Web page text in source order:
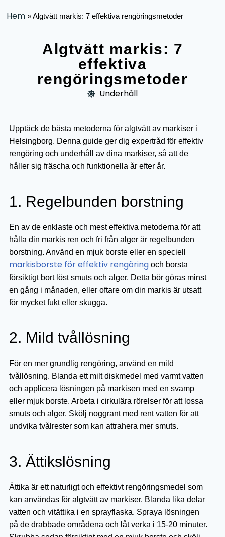
Hem »Algtvätt markis: 7 effektiva rengöringsmetoder
Algtvätt markis: 7
effektiva
rengöringsmetoder
Underhåll
Upptäck de bästa metoderna för algtvätt av markiser i
Helsingborg. Denna guide ger dig expertråd för effektiv
rengöring och underhåll av dina markiser, så att de
håller sig fräscha och funktionella år efter år.
1. Regelbunden borstning
En av de enklaste och mest effektiva metoderna för att
hålla din markis ren och fri från alger är regelbunden
borstning. Använd en mjuk borste eller en speciell
markisborste för effektiv rengöringoch borsta
försiktigt bort löst smuts och alger. Detta bör göras minst
en gång i månaden, eller oftare om din markis är utsatt
för mycket fukt eller skugga.
2. Mild tvållösning
För en mer grundlig rengöring, använd en mild
tvållösning. Blanda ett milt diskmedel med varmt vatten
och applicera lösningen på markisen med en svamp
eller mjuk borste. Arbeta i cirkulära rörelser för att lossa
smuts och alger. Skölj noggrant med rent vatten för att
undvika tvålrester som kan attrahera mer smuts.
3. Ättikslösning
Ättika är ett naturligt och effektivt rengöringsmedel som
kan användas för algtvätt av markiser. Blanda lika delar
vatten och vitättika i en sprayflaska. Spraya lösningen
på de drabbade områdena och låt verka i 15-20 minuter.